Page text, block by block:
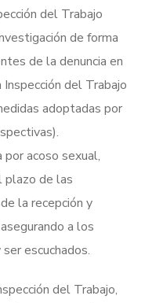
del Trabajo
de forma
de la denuncia en
del Trabajo
adoptadas por
por acoso sexual,
plazo de las
la recepción y
a los
escuchados.
del Trabajo,